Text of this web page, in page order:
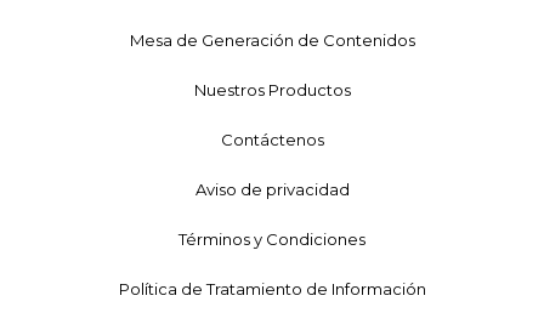
Mesa de Generación de Contenidos
Nuestros Productos
Contáctenos
Aviso de privacidad
Términos y Condiciones
Política de Tratamiento de Información